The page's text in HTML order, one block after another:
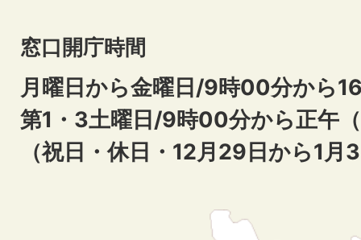
窓口開庁時間
月曜日から金曜日/9時00分から
第1・3土曜日/9時00分から正午
（祝日・休日・12月29日から1月